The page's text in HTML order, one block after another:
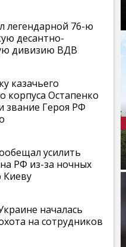
легендарной 76-ю
десантно-
дивизию ВДВ
казачьего
корпуса Остапенко
звание Героя РФ
усилить
РФ из-за ночных
Киеву
началась
на сотрудников